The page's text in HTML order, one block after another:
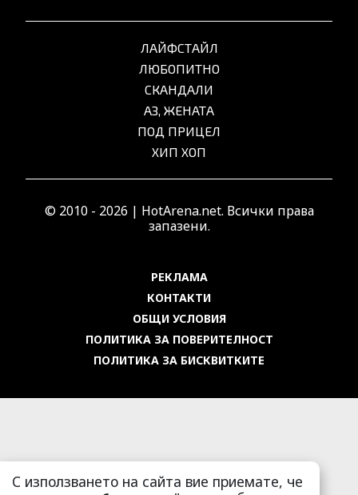
С използването на сайта вие приемате, че
ЛАЙФСТАЙЛ
ЛЮБОПИТНО
СКАНДАЛИ
АЗ, ЖЕНАТА
ПОД ПРИЦЕЛ
ХИП ХОП
© 2010 - 2026 | HotArena.net. Всички права
запазени.
РЕКЛАМА
КОНТАКТИ
ОБЩИ УСЛОВИЯ
ПОЛИТИКА ЗА ПОВЕРИТЕЛНОСТ
ПОЛИТИКА ЗА БИСКВИТКИТЕ